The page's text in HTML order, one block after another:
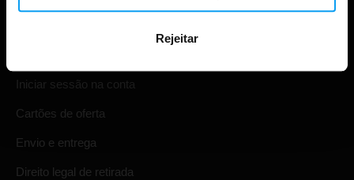
Rejeitar
Compras
Iniciar sessão na conta
Cartões de oferta
Envio e entrega
Direito legal de retirada